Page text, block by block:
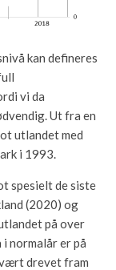
kan defineres
vi da
Ut fra en
utlandet med
i 1993.
spesielt de siste
(2020) og
på over
normalår er på
drevet fram